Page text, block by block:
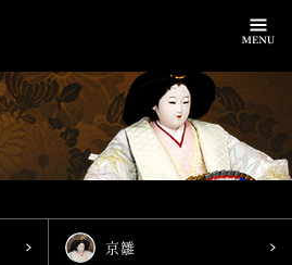
京雛